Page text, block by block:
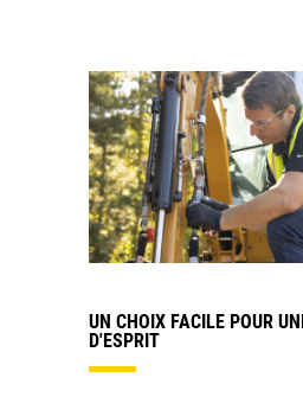
UN CHOIX FACILE POUR
D'ESPRIT